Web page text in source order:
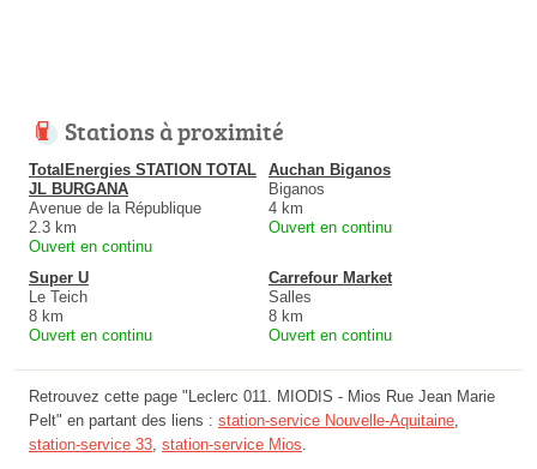
Stations à proximité
TotalEnergies STATION TOTAL
JL BURGANA
Avenue de la République
2.3 km
Ouvert en continu
Auchan Biganos
Biganos
4 km
Ouvert en continu
Super U
Le Teich
8 km
Ouvert en continu
Carrefour Market
Salles
8 km
Ouvert en continu
Retrouvez cette page "Leclerc 011. MIODIS - Mios Rue Jean Marie
Pelt" en partant des liens : station-service Nouvelle-Aquitaine
station-service 33 station-service Mios